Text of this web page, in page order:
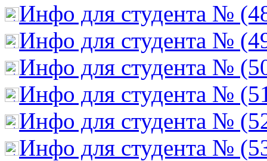
Инфо для студента №
Инфо для студента №
Инфо для студента №
Инфо для студента №
Инфо для студента №
Инфо для студента №